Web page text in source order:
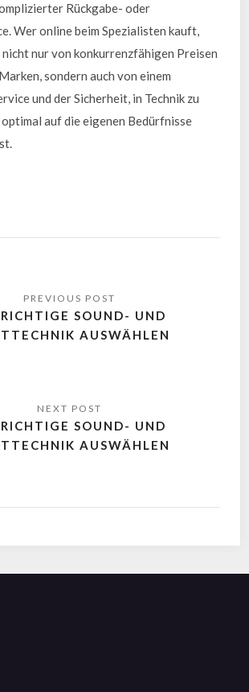
Rückgabe- oder
Wer online beim Spezialisten kauft,
nur von konkurrenzfähigen Preisen
sondern auch von einem
und der Sicherheit, in Technik zu
auf die eigenen Bedürfnisse
SOUND- UND
AUSWÄHLEN
SOUND- UND
AUSWÄHLEN